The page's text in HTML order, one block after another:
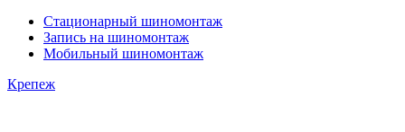
Стационарный шиномонтаж
Запись на шиномонтаж
Мобильный шиномонтаж
Крепеж